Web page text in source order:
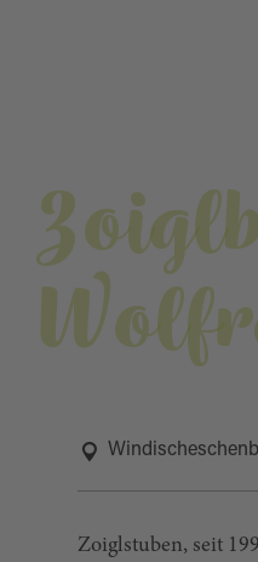
Zoiglstuben, seit